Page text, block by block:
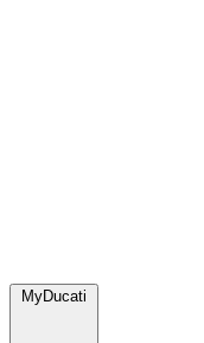
MyDucati